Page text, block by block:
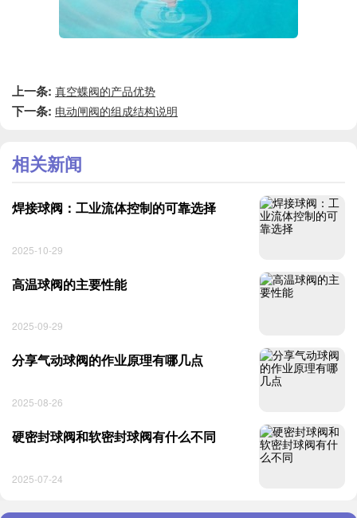
上一条: 真空蝶阀的产品优势
下一条: 电动闸阀的组成结构说明
相关新闻
焊接球阀：工业流体控制的可靠选择
2025-10-29
高温球阀的主要性能
2025-09-29
分享气动球阀的作业原理有哪几点
2025-08-26
硬密封球阀和软密封球阀有什么不同
2025-07-24